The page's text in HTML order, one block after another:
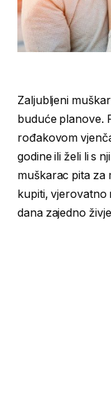
Zaljubljeni
buduće planove.
rođakovom
godine ili želi li s
muškarac pita za
kupiti, vjerovatno
dana zajedno